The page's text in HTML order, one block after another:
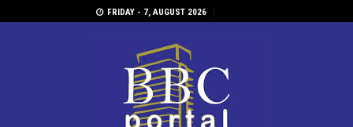
FRIDAY - 7, AUGUST 2026